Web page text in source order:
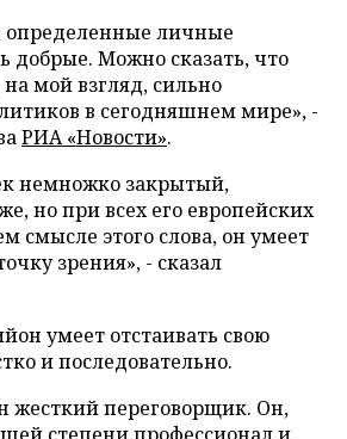
определенные личные
добрые. Можно сказать, что
мой взгляд, сильно
в сегодняшнем мире», -
РИА «Новости».
немножко закрытый,
но при всех его европейских
смысле этого слова, он умеет
зрения», - сказал
умеет отстаивать свою
и последовательно.
жесткий переговорщик. Он,